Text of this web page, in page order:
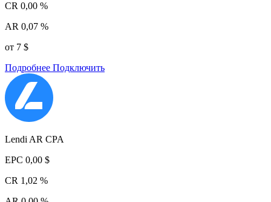
CR 0,00 %
AR 0,07 %
от 7 $
Подробнее Подключить
Lendi AR CPA
EPC 0,00 $
CR 1,02 %